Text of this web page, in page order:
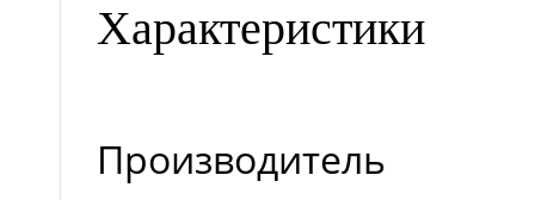
Характеристики
Производитель